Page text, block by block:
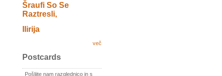
Šraufi So Se
Raztresli,
Ilirija
več
Postcards
Pošljite nam razglednico in s